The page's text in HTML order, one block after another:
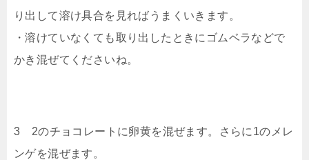
り出して溶け具合を見ればうまくいきます。
・溶けていなくても取り出したときにゴムベラなどで
かき混ぜてくださいね。
3 2のチョコレートに卵黄を混ぜます。さらに1のメレ
ンゲを混ぜます。